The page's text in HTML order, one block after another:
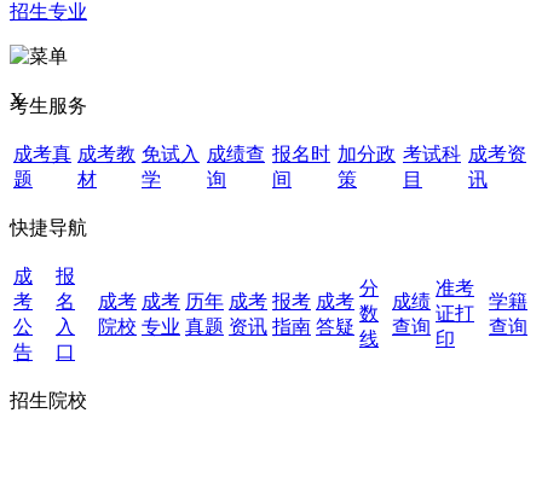
招生专业
X
考生服务
成考真
题
成考教
材
免试入
学
成绩查
询
报名时
间
加分政
策
考试科
目
成考资
讯
快捷导航
成
考
公
告
报
名
入
口
成考
院校
成考
专业
历年
真题
成考
资讯
报考
指南
成考
答疑
分
数
线
成绩
查询
准考
证打
印
学籍
查询
招生院校